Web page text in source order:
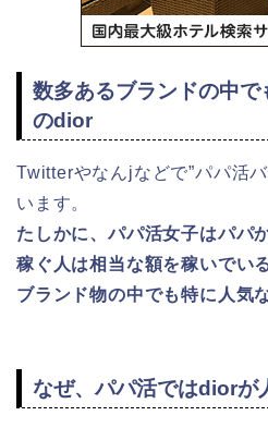
数多あるブランドの中
のdior
Twitterやなんjなどで”パパ活
います。
たしかに、パパ活女子はパパ
稼ぐ人は相当な額を稼いでい
ブランド物の中でも特に人気
なぜ、パパ活ではdiorが